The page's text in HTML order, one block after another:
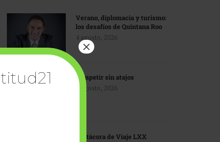
Verano, diplomacia y turismo:
los desafíos de Quintana Roo
4 agosto, 2026
Competir sin atajos
4 agosto, 2026
Bitácora de Viaje LXX
×